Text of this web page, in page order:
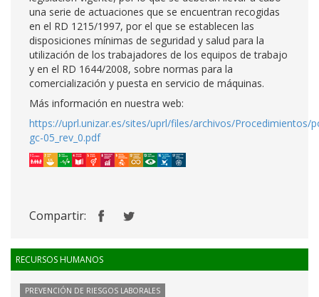
una serie de actuaciones que se encuentran recogidas
en el RD 1215/1997, por el que se establecen las
disposiciones mínimas de seguridad y salud para la
utilización de los trabajadores de los equipos de trabajo
y en el RD 1644/2008, sobre normas para la
comercialización y puesta en servicio de máquinas.
Más información en nuestra web:
https://uprl.unizar.es/sites/uprl/files/archivos/Procedimientos/
gc-05_rev_0.pdf
Compartir:
RECURSOS HUMANOS
PREVENCIÓN DE RIESGOS LABORALES